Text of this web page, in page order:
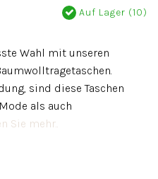
Auf Lager (10)
Wahl mit unseren
sind diese Taschen
als auch
Sie mehr..